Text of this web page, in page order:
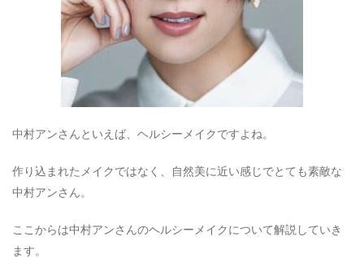
中村アンさんといえば、ヘルシーメイクですよね。
作り込まれたメイクではなく、自然美に近い感じでとても素敵な
中村アンさん。
ここからは中村アンさんのヘルシーメイクについて解説していき
ます。